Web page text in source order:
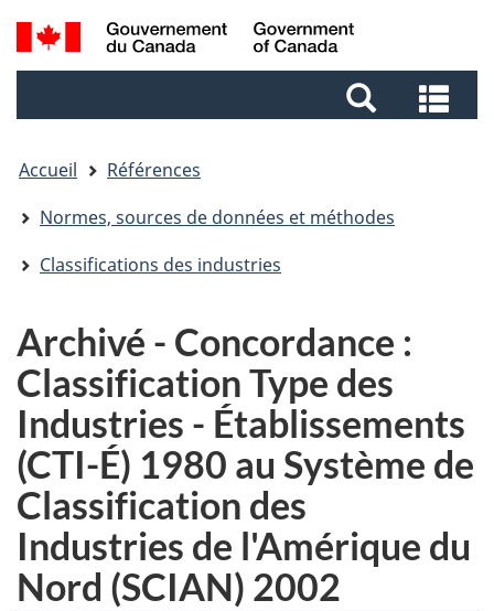
Aller
au
Aller
au
Passer
à
Recherche
et
et
Accueil
Références
Normes, sources de données et méthodes
Classifications des industries
Archivé - Concordance :
Classification Type des
Industries - Établissements
(CTI-É) 1980 au Système de
Classification des
Industries de l'Amérique du
Nord (SCIAN) 2002